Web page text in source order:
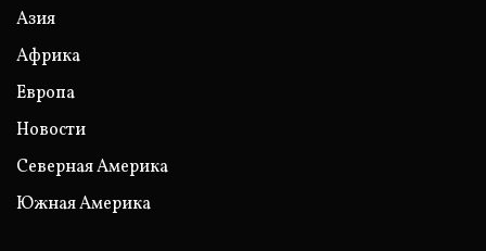
Азия
Африка
Европа
Новости
Северная Америка
Южная Америка